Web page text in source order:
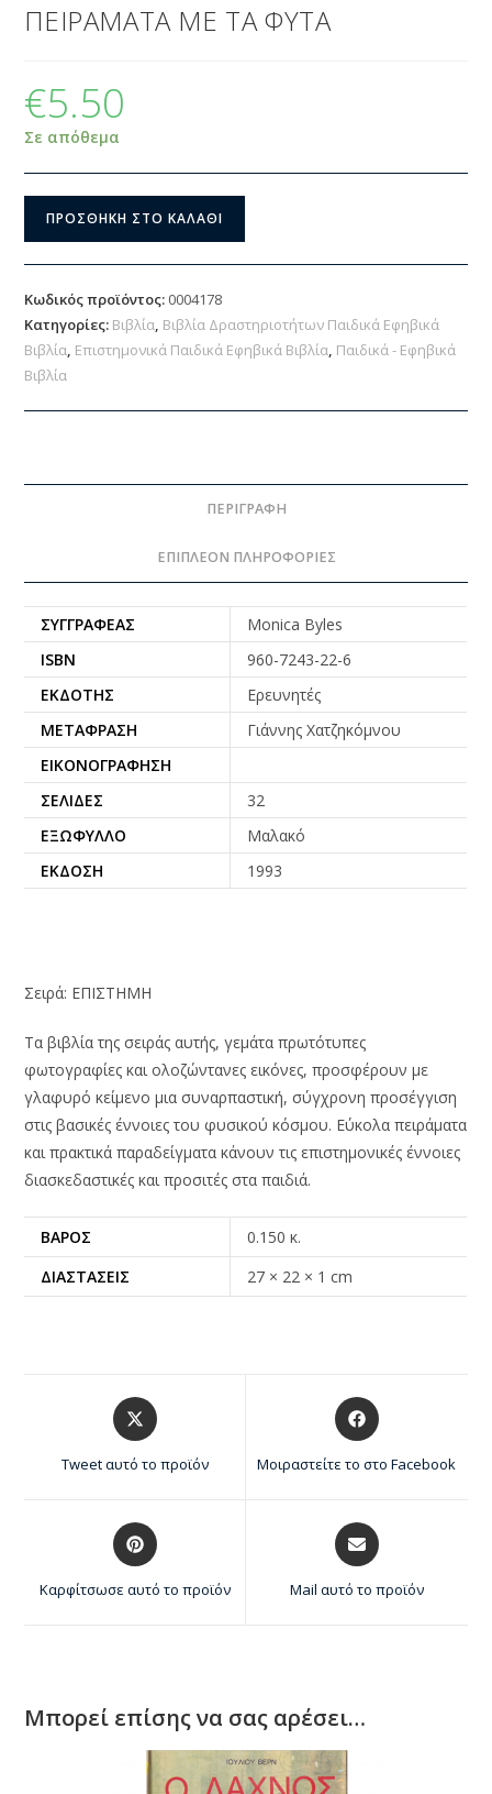
ΠΕΙΡΑΜΑΤΑ ΜΕ ΤΑ ΦΥΤΑ
€5.50
Σε απόθεμα
ΠΡΟΣΘΉΚΗ ΣΤΟ ΚΑΛΆΘΙ
Κωδικός προϊόντος: 0004178
Κατηγορίες: Βιβλία, Βιβλία Δραστηριοτήτων Παιδικά Εφηβικά
Βιβλία, Επιστημονικά Παιδικά Εφηβικά Βιβλία, Παιδικά - Εφηβικά
Βιβλία
ΠΕΡΙΓΡΑΦΉ
ΕΠΙΠΛΈΟΝ ΠΛΗΡΟΦΟΡΊΕΣ
ΣΥΓΓΡΑΦΈΑΣ
Monica Byles
ISBN
960-7243-22-6
ΕΚΔΌΤΗΣ
Ερευνητές
ΜΕΤΆΦΡΑΣΗ
Γιάννης Χατζηκόμνου
ΕΙΚΟΝΟΓΡΆΦΗΣΗ
ΣΕΛΊΔΕΣ
32
ΕΞΏΦΥΛΛΟ
Μαλακό
ΈΚΔΟΣΗ
1993
Σειρά: ΕΠΙΣΤΗΜΗ
Τα βιβλία της σειράς αυτής, γεμάτα πρωτότυπες
φωτογραφίες και ολοζώντανες εικόνες, προσφέρουν με
γλαφυρό κείμενο μια συναρπαστική, σύγχρονη προσέγγιση
στις βασικές έννοιες του φυσικού κόσμου. Εύκολα πειράματα
και πρακτικά παραδείγματα κάνουν τις επιστημονικές έννοιες
διασκεδαστικές και προσιτές στα παιδιά.
ΒΆΡΟΣ
0.150 κ.
ΔΙΑΣΤΆΣΕΙΣ
27 × 22 × 1 cm
Tweet αυτό το προϊόν Μοιραστείτε το στο Facebook
Καρφίτσωσε αυτό το προϊόν Mail αυτό το προϊόν
Μπορεί επίσης να σας αρέσει…